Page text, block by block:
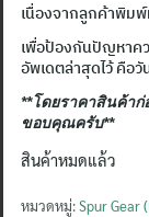
เนื่องจากลูกค้าพิม
เพื่อป้องกันปัญหาค
อัพเดตล่าสุดไว้ คือวั
**โดยราคาสินค้าก่
ขอบคุณครับ**
สินค้าหมดแล้ว
หมวดหมู่:Spur Gear